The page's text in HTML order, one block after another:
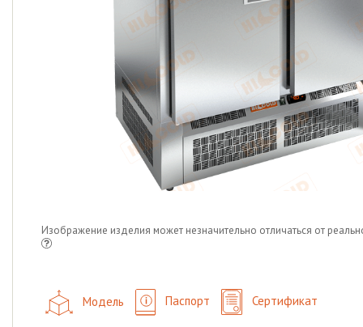
Изображение изделия может незначительно отличаться от
Модель Паспорт Сертификат